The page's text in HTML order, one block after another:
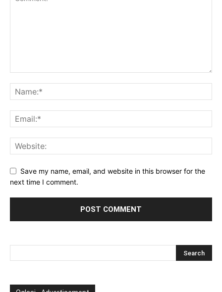
Save my name, email, and website in this browser for the
next time I comment.